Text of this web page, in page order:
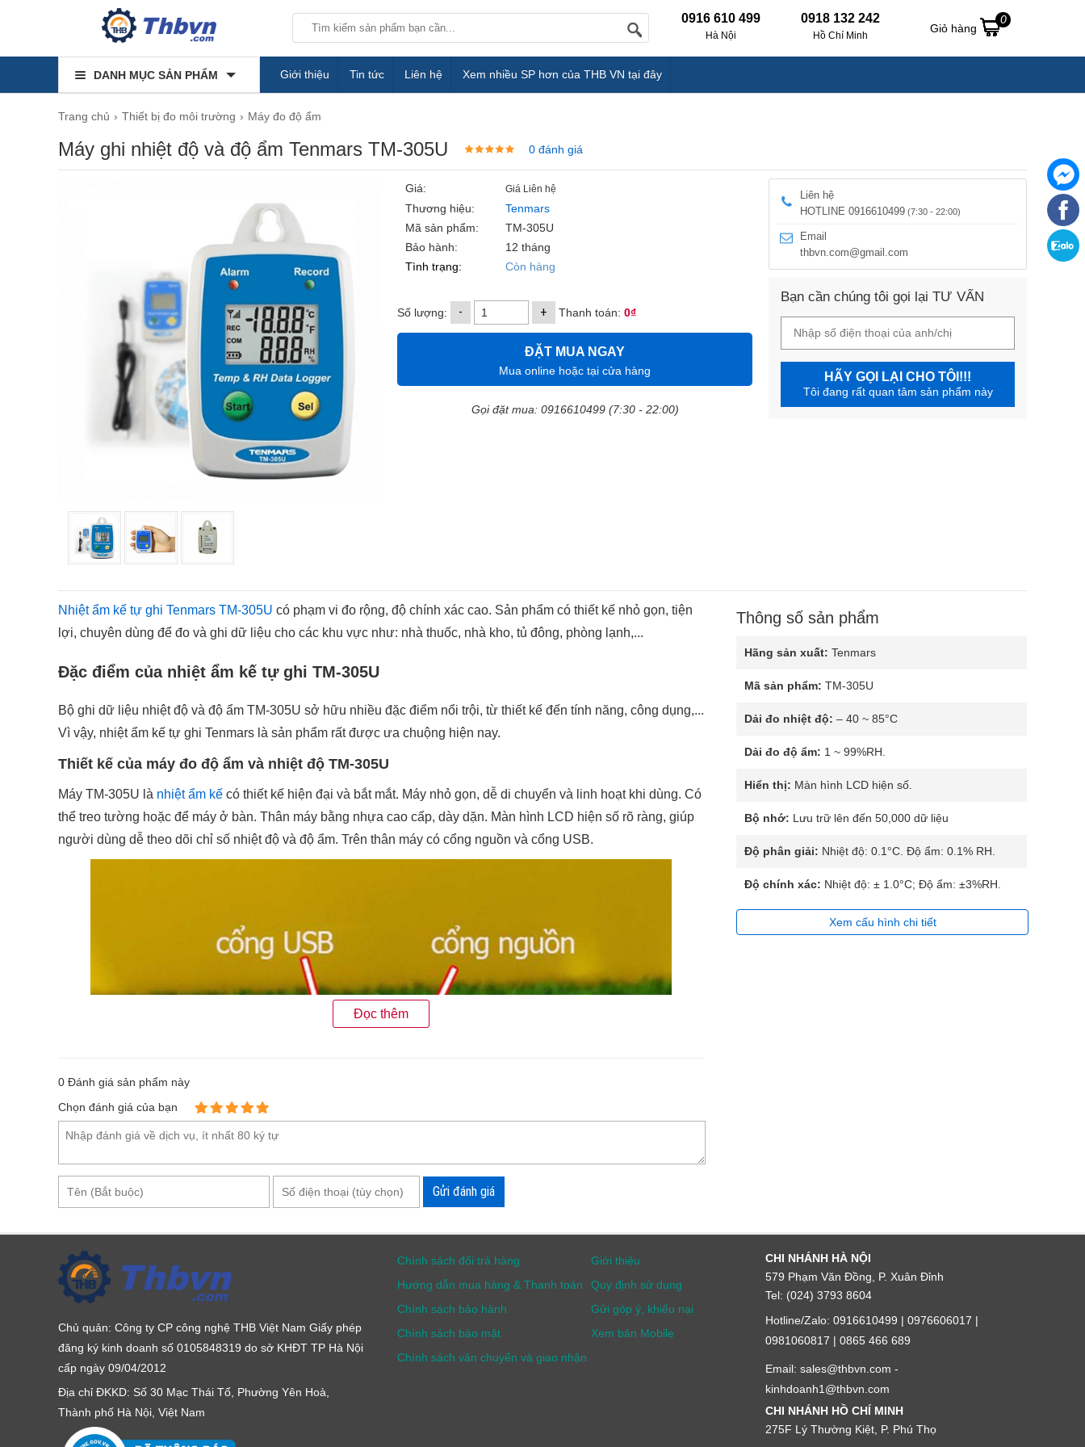
0916 610 499
Hà Nội
0918 132 242
Hồ Chí Minh
Giỏ hàng
0
DANH MỤC SẢN PHẨM Giới thiệu Tin tức Liên hệ Xem nhiều SP hơn của THB VN tại đây
Trang chủ Thiết bị đo môi trường Máy đo độ ẩm
Máy ghi nhiệt độ và độ ẩm Tenmars TM-305U 0 đánh giá
Giá: Giá Liên hệ
Thương hiệu:
Tenmars
Mã sản phẩm:
TM-305U
Bảo hành:
12 tháng
Tình trạng:
Còn hàng
Số lượng: - + Thanh toán: 0₫
ĐẶT MUA NGAY
Mua online hoặc tại cửa hàng
Gọi đặt mua: 0916610499 (7:30 - 22:00)
Liên hệ
HOTLINE 0916610499 (7:30 - 22:00)
Email
thbvn.com@gmail.com
Bạn cần chúng tôi gọi lại TƯ VẤN
HÃY GỌI LẠI CHO TÔI!!!
Tôi đang rất quan tâm sản phẩm này
Nhiệt ẩm kế tự ghi Tenmars TM-305U có phạm vi đo rộng, độ chính xác cao. Sản phẩm có thiết kế nhỏ gọn, tiện
lợi, chuyên dùng để đo và ghi dữ liệu cho các khu vực như: nhà thuốc, nhà kho, tủ đông, phòng lạnh,...
Đặc điểm của nhiệt ẩm kế tự ghi TM-305U
Bộ ghi dữ liệu nhiệt độ và độ ẩm TM-305U sở hữu nhiều đặc điểm nổi trội, từ thiết kế đến tính năng, công dụng,...
Vì vậy, nhiệt ẩm kế tự ghi Tenmars là sản phẩm rất được ưa chuộng hiện nay.
Thiết kế của máy đo độ ẩm và nhiệt độ TM-305U
Máy TM-305U là nhiệt ẩm kế có thiết kế hiện đại và bắt mắt. Máy nhỏ gọn, dễ di chuyển và linh hoạt khi dùng. Có
thể treo tường hoặc để máy ở bàn. Thân máy bằng nhựa cao cấp, dày dặn. Màn hình LCD hiện số rõ ràng, giúp
người dùng dễ theo dõi chỉ số nhiệt độ và độ ẩm. Trên thân máy có cổng nguồn và cổng USB.
Cổng USB và cổng nguồn của máy Tenmars TM-305U
Bộ sản phẩm Tenmars TM-305U gồm:
Cáp USB
Đọc thêm
0 Đánh giá sản phẩm này
Chọn đánh giá của bạn
Gửi đánh giá
Thông số sản phẩm
Hãng sản xuất: Tenmars
Mã sản phẩm: TM-305U
Dải đo nhiệt độ: – 40 ~ 85°C
Dải đo độ ẩm: 1 ~ 99%RH.
Hiển thị: Màn hình LCD hiện số.
Bộ nhớ: Lưu trữ lên đến 50,000 dữ liệu
Độ phân giải: Nhiệt độ: 0.1°C. Độ ẩm: 0.1% RH.
Độ chính xác: Nhiệt độ: ± 1.0°C; Độ ẩm: ±3%RH.
Xem cấu hình chi tiết
Chủ quản: Công ty CP công nghệ THB Việt Nam Giấy phép
đăng ký kinh doanh số 0105848319 do sở KHĐT TP Hà Nội
cấp ngày 09/04/2012
Địa chỉ ĐKKD: Số 30 Mạc Thái Tổ, Phường Yên Hoà,
Thành phố Hà Nội, Việt Nam
Chính sách đổi trả hàng
Hướng dẫn mua hàng & Thanh toán
Chính sách bảo hành
Chính sách bảo mật
Chính sách vận chuyển và giao nhận
Giới thiệu
Quy định sử dụng
Gửi góp ý, khiếu nại
Xem bản Mobile
CHI NHÁNH HÀ NỘI
579 Phạm Văn Đồng, P. Xuân Đỉnh
Tel: (024) 3793 8604
Hotline/Zalo: 0916610499 | 0976606017 |
0981060817 | 0865 466 689
Email: sales@thbvn.com -
kinhdoanh1@thbvn.com
CHI NHÁNH HỒ CHÍ MINH
275F Lý Thường Kiệt, P. Phú Thọ